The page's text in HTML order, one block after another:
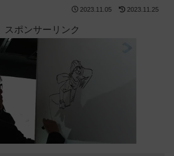
2023.11.05 2023.11.25
スポンサーリンク